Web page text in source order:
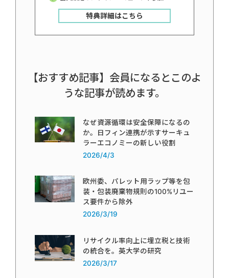
特典詳細はこちら
【おすすめ記事】会員になるとこのよ
うな記事が読めます。
なぜ資源循環は安全保障になるの
か。日フィン連携が示すサーキュ
ラーエコノミーの新しい役割
2026/4/3
欧州委、パレット用ラップ等を包
装・包装廃棄物規則の100%リユー
ス要件から除外
2026/3/19
リサイクル率向上に埋立税と技術
の統合を。英大学の研究
2026/3/17